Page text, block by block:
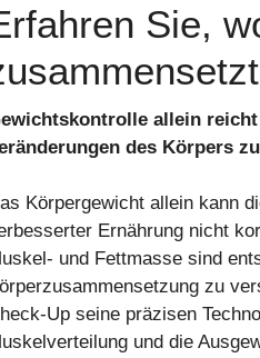
Sie,
allein
des Körpers
Körpergewicht allein kann
Ernährung nicht
und Fettmasse sind
zu
Up seine präzisen
und die